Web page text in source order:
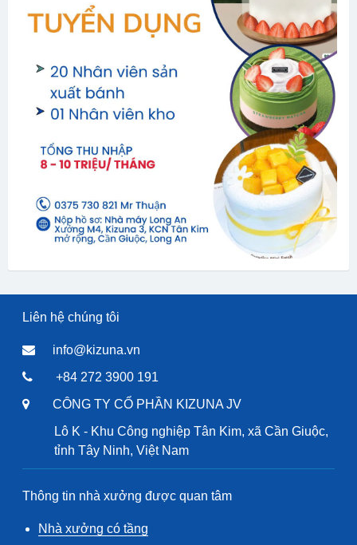
Liên hệ chúng tôi
info@kizuna.vn
+84 272 3900 191
CÔNG TY CỔ PHẦN KIZUNA JV
Lô K - Khu Công nghiệp Tân Kim, xã Cần Giuộc,
tỉnh Tây Ninh, Việt Nam
Thông tin nhà xưởng được quan tâm
Nhà xưởng có tầng